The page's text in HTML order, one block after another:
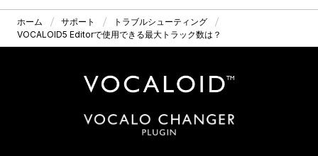
ホーム サポート
トラブルシューティング
VOCALOID5 Editorで使用できる最大トラック数は？